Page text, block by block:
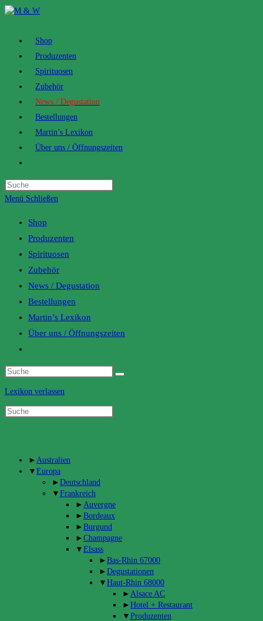
Zum
Shop
Produzenten
Spirituosen
Zubehör
News / Degustation
Bestellungen
Martin’s Lexikon
Über uns / Öffnungszeiten
website
search
Menü Schließen
Shop
Produzenten
Spirituosen
Zubehör
News / Degustation
Bestellungen
Martin’s Lexikon
Über uns / Öffnungszeiten
website
search
Lexikon verlassen
► Australien
▼ Europa
► Deutschland
▼ Frankreich
► Auvergne
► Bordeaux
► Burgund
► Champagne
▼ Elsass
► Bas-Rhin 67000
► Degustationen
▼ Haut-Rhin 68000
► Alsace AC
► Hotel + Restaurant
▼ Produzenten